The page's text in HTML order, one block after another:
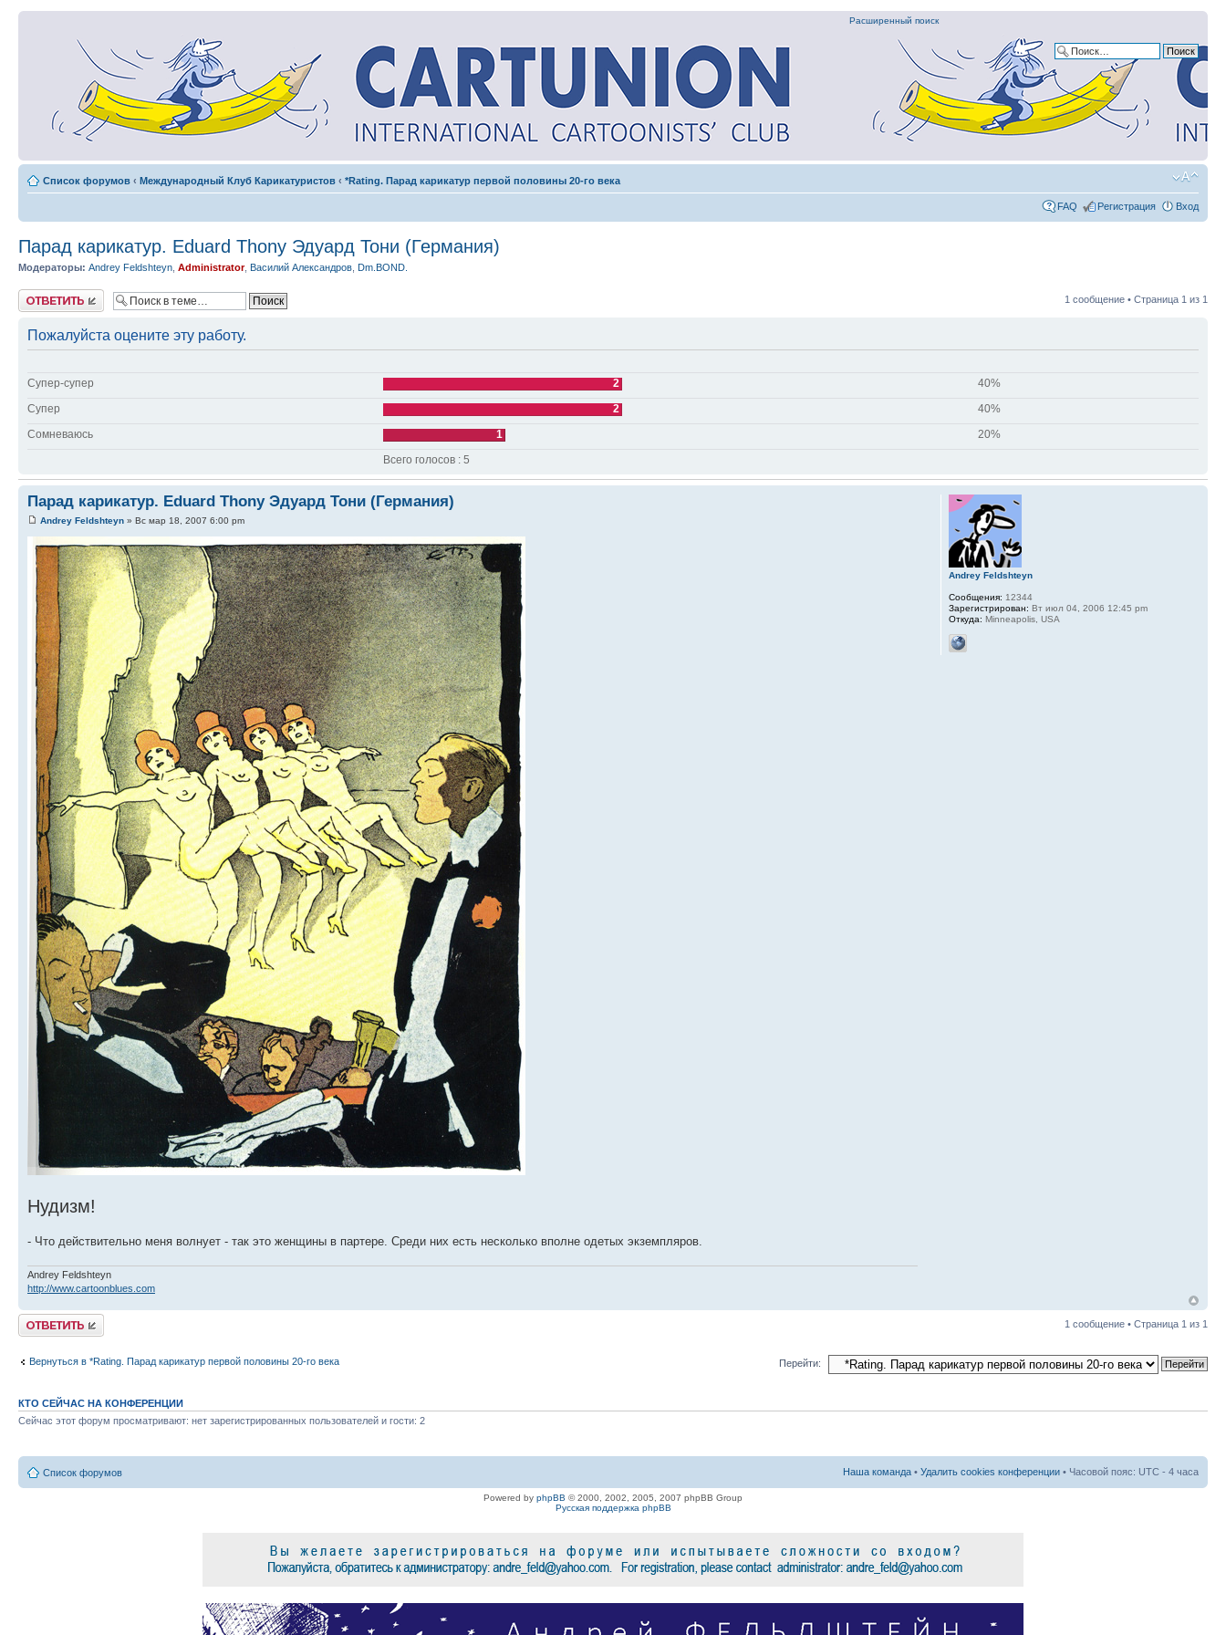
Расширенный поиск
Список форумов ‹ Международный Клуб Карикатуристов ‹ *Rating. Парад карикатур первой половины 20-го века
FAQ Регистрация Вход
Парад карикатур. Eduard Thony Эдуард Тони (Германия)
Модераторы: Andrey Feldshteyn Administrator, Василий Александров Dm.BOND.
Ответить 1 сообщение • Страница 1 из 1
Пожалуйста оцените эту работу.
Супер-супер 2
40%
Супер
2
40%
Сомневаюсь
1
20%
Всего голосов : 5
Парад карикатур. Eduard Thony Эдуард Тони (Германия)
Andrey Feldshteyn » Вс мар 18, 2007 6:00 pm
Нудизм!
- Что действительно меня волнует - так это женщины в партере. Среди них есть несколько вполне одетых экземпляров.
Andrey Feldshteyn
http://www.cartoonblues.com
Andrey Feldshteyn
Сообщения: 12344
Зарегистрирован: Вт июл 04, 2006 12:45 pm
Откуда: Minneapolis, USA
Ответить 1 сообщение • Страница 1 из 1
Вернуться в *Rating. Парад карикатур первой половины 20-го века Перейти:
КТО СЕЙЧАС НА КОНФЕРЕНЦИИ
Сейчас этот форум просматривают: нет зарегистрированных пользователей и гости: 2
Список форумов Наша команда • Удалить cookies конференции • Часовой пояс: UTC - 4 часа
Powered by phpBB © 2000, 2002, 2005, 2007 phpBB Group
Русская поддержка phpBB